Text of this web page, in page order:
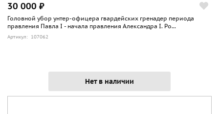
30 000 ₽
Головной убор унтер-офицера гвардейских гренадер периода
правления Павла I - начала правления Александра I. Ро...
Артикул: 107062
Нет в наличии